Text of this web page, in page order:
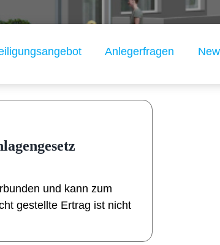
Anlegerfragen
und kann zum
gestellte Ertrag ist nicht